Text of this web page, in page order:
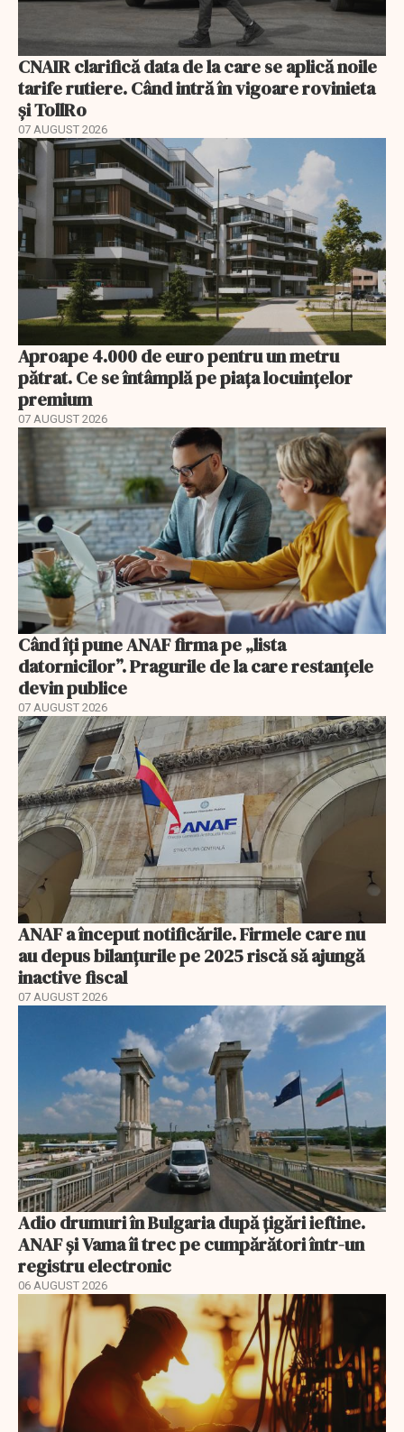
CNAIR clarifică data de la care se aplică noile
tarife rutiere. Când intră în vigoare rovinieta
și TollRo
07 AUGUST 2026
Aproape 4.000 de euro pentru un metru
pătrat. Ce se întâmplă pe piața locuințelor
premium
07 AUGUST 2026
Când îți pune ANAF firma pe „lista
datornicilor”. Pragurile de la care restanțele
devin publice
07 AUGUST 2026
ANAF a început notificările. Firmele care nu
au depus bilanțurile pe 2025 riscă să ajungă
inactive fiscal
07 AUGUST 2026
Adio drumuri în Bulgaria după țigări ieftine.
ANAF și Vama îi trec pe cumpărători într-un
registru electronic
06 AUGUST 2026